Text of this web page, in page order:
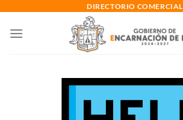
contenido
DIRECTORIO COMERCIAL